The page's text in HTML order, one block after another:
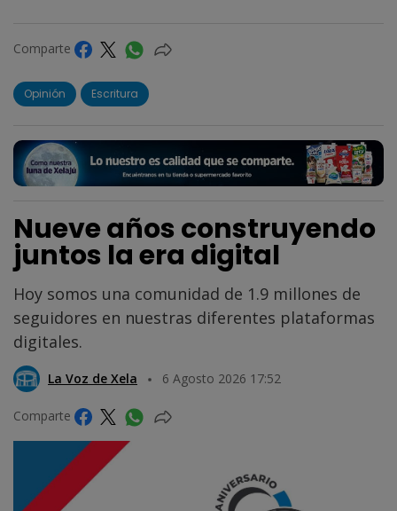
Comparte
Opinión Escritura
Nueve años construyendo
juntos la era digital
Hoy somos una comunidad de 1.9 millones de
seguidores en nuestras diferentes plataformas
digitales.
La Voz de Xela 6 Agosto 2026 17:52
Comparte